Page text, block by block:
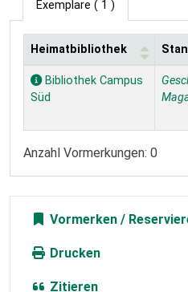
Exemplare ( 1 )
Exemplare
Heimatbibliothek
Bibliothek Campus
Süd
Anzahl Vormerkungen: 0
Vormerken
Drucken
Zitieren